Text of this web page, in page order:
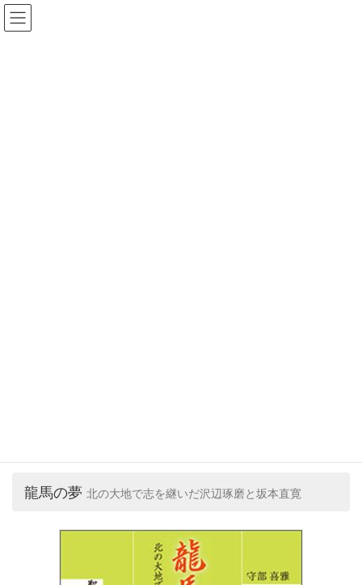
龍馬の夢 北の大地で志を継いだ沢辺琢磨と坂本直寛